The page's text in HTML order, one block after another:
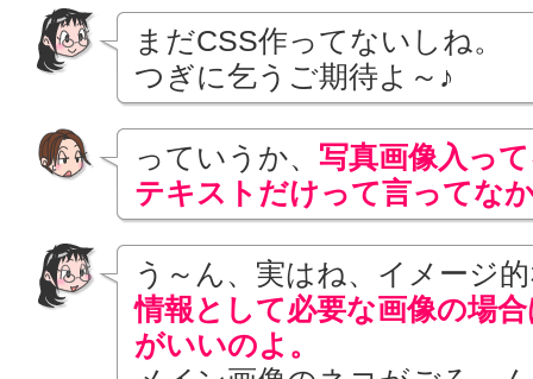
まだCSS作ってないしね。
つぎに乞うご期待よ～♪
っていうか、 写真画像入っ
テキストだけって言ってな
う～ん、実はね、イメージ
情報として必要な画像の場
がいいのよ。